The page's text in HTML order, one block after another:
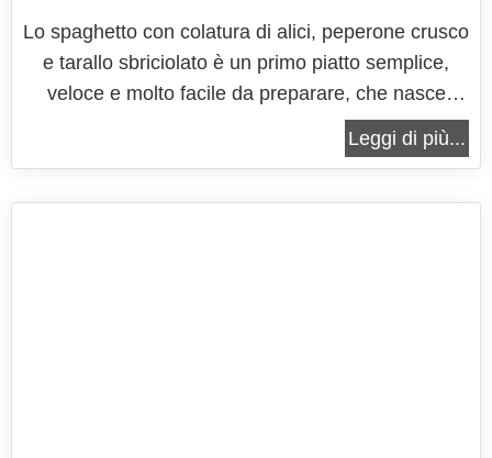
Lo spaghetto con colatura di alici, peperone crusco
e tarallo sbriciolato è un primo piatto semplice,
veloce e molto facile da preparare, che nasce
come rivisitazione dei classici spaghetti aglio, olio
e peperoncino, riprendendo da questi la semplicità
Leggi di più...